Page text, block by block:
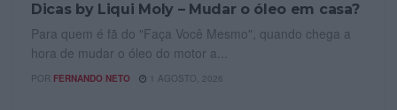
Dicas by Liqui Moly – Mudar o óleo em casa?
Para quem é fã do "Faça Você Mesmo", quando chega a
hora de mudar o óleo do motor a...
POR FERNANDO NETO 1 AGOSTO, 2026